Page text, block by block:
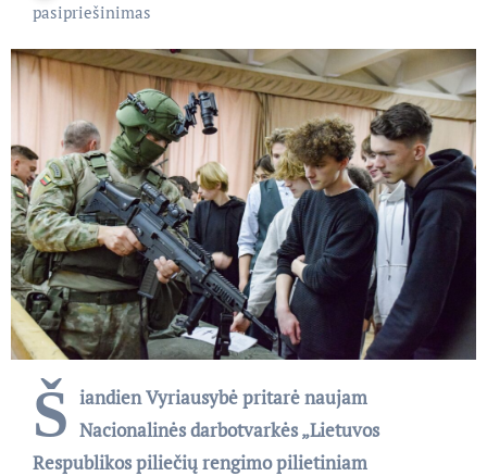
pasipriešinimas
Š iandien Vyriausybė pritarė naujam
Nacionalinės darbotvarkės „Lietuvos
Respublikos piliečių rengimo pilietiniam